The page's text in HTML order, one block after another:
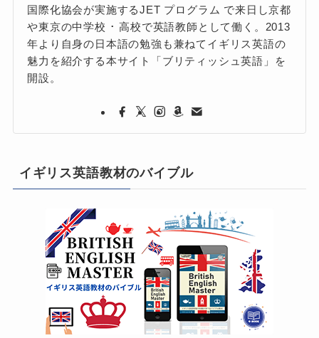
国際化協会が実施するJET プログラム で来日し京都
や東京の中学校 ･ 高校で英語教師として働く。2013
年より自身の日本語の勉強も兼ねてイギリス英語の
魅力を紹介する本サイト「ブリティッシュ英語」を
開設。
イギリス英語教材のバイブル